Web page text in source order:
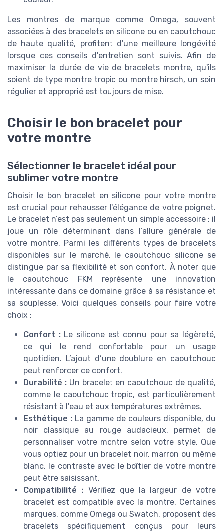
Les montres de marque comme Omega, souvent
associées à des bracelets en silicone ou en caoutchouc
de haute qualité, profitent d'une meilleure longévité
lorsque ces conseils d'entretien sont suivis. Afin de
maximiser la durée de vie de bracelets montre, qu'ils
soient de type montre tropic ou montre hirsch, un soin
régulier et approprié est toujours de mise.
Choisir le bon bracelet pour
votre montre
Sélectionner le bracelet idéal pour
sublimer votre montre
Choisir le bon bracelet en silicone pour votre montre
est crucial pour rehausser l'élégance de votre poignet.
Le bracelet n’est pas seulement un simple accessoire ; il
joue un rôle déterminant dans l’allure générale de
votre montre. Parmi les différents types de bracelets
disponibles sur le marché, le caoutchouc silicone se
distingue par sa flexibilité et son confort. À noter que
le caoutchouc FKM représente une innovation
intéressante dans ce domaine grâce à sa résistance et
sa souplesse. Voici quelques conseils pour faire votre
choix :
Confort :Le silicone est connu pour sa légèreté,
ce qui le rend confortable pour un usage
quotidien. L’ajout d’une doublure en caoutchouc
peut renforcer ce confort.
Durabilité : Un bracelet en caoutchouc de qualité,
comme le caoutchouc tropic, est particulièrement
résistant à l'eau et aux températures extrêmes.
Esthétique : La gamme de couleurs disponible, du
noir classique au rouge audacieux, permet de
personnaliser votre montre selon votre style. Que
vous optiez pour un bracelet noir, marron ou même
blanc, le contraste avec le boîtier de votre montre
peut être saisissant.
Compatibilité : Vérifiez que la largeur de votre
bracelet est compatible avec la montre. Certaines
marques, comme Omega ou Swatch, proposent des
bracelets spécifiquement conçus pour leurs